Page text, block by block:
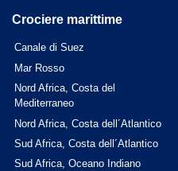
Crociere marittime
Canale di Suez
Mar Rosso
Nord Africa, Costa del
Mediterraneo
Nord Africa, Costa dell´Atlantico
Sud Africa, Costa dell´Atlantico
Sud Africa, Oceano Indiano